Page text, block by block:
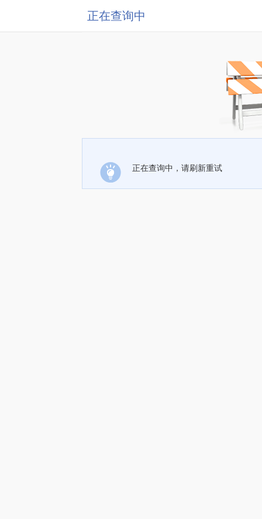
正在查询中
正在查询中，请刷新重试